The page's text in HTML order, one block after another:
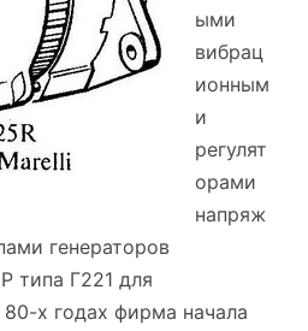
ыми
вибрац
ионным
и
регулят
орами
напряж
генераторов
типа Г221 для
х годах фирма начала